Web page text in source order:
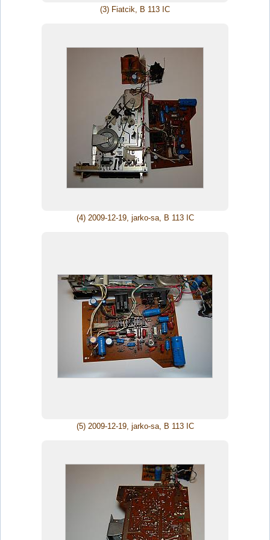
(3) Fiatcik, B 113 IC
(4) 2009-12-19, jarko-sa, B 113 IC
(5) 2009-12-19, jarko-sa, B 113 IC